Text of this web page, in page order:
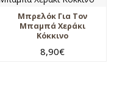
Μπρελόκ Για Τον
Μπαμπά Χεράκι
Κόκκινο
8,90€